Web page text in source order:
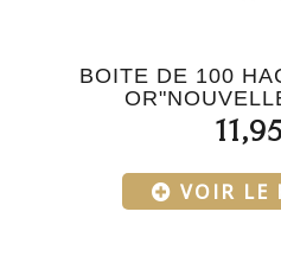
BOITE DE 100
VOIR LE